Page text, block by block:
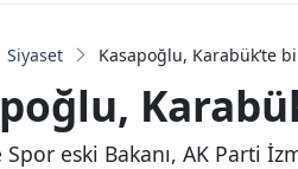
Siyaset Kasapoğlu, Karabük’te
Spor eski Bakanı, AK Parti